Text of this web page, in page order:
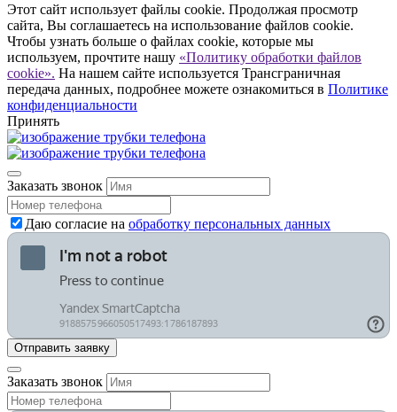
Этот сайт использует файлы cookie. Продолжая просмотр
сайта, Вы соглашаетесь на использование файлов cookie.
Чтобы узнать больше о файлах cookie, которые мы
используем, прочтите нашу «Политику обработки файлов
cookie». На нашем сайте используется Трансграничная
передача данных, подробнее можете ознакомиться в Политике
конфиденциальности
Принять
Заказать звонок
Даю согласие на обработку персональных данных
Заказать звонок